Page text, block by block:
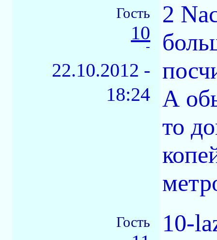
Гость
10
-
22.10.2012 -
18:24
2
А
то
Гость
10-